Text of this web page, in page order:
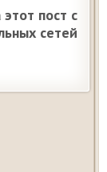
пост с
сетей